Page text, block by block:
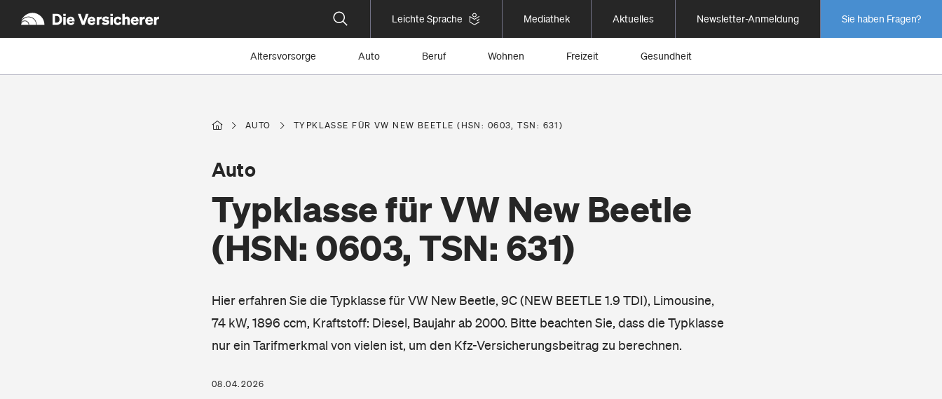
Leichte Sprache Mediathek Aktuelles Newsletter-Anmeldung Sie haben Fragen?
Altersvorsorge Auto Beruf Wohnen Freizeit Gesundheit
AUTO TYPKLASSE FÜR VW NEW BEETLE (HSN: 0603, TSN: 631)
Typklasse für VW New Beetle
(HSN: 0603, TSN: 631)
Auto
Hier erfahren Sie die Typklasse für VW New Beetle, 9C (NEW BEETLE 1.9 TDI), Limousine,
74 kW, 1896 ccm, Kraftstoff: Diesel, Baujahr ab 2000. Bitte beachten Sie, dass die Typklasse
nur ein Tarifmerkmal von vielen ist, um den Kfz-Versicherungsbeitrag zu berechnen.
08.04.2026